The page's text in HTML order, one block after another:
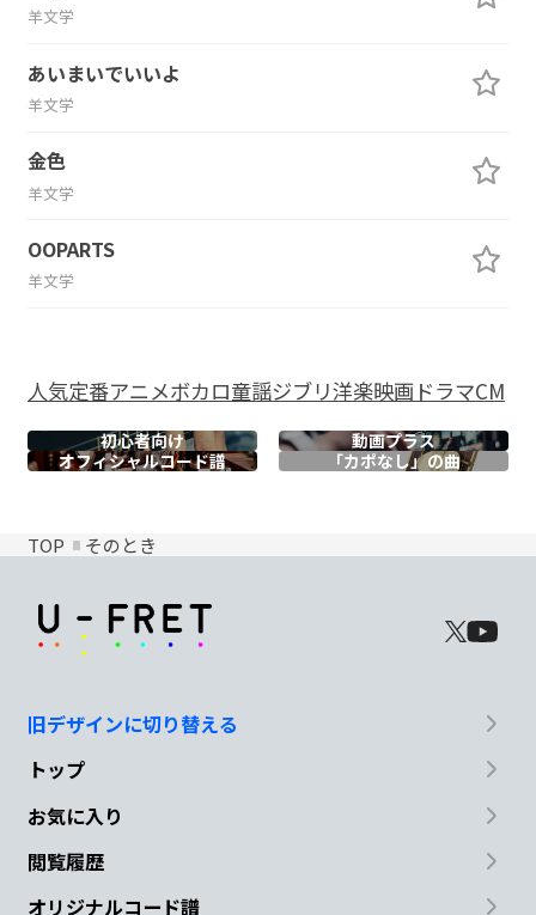
羊文学
あいまいでいいよ
羊文学
金色
羊文学
OOPARTS
羊文学
人気定番アニメボカロ童謡ジブリ洋楽映画ドラマCM
初心者向け
動画プラス
オフィシャルコード譜 「カポなし」の曲
TOP そのとき
旧デザインに切り替える
トップ
お気に入り
閲覧履歴
オリジナルコード譜